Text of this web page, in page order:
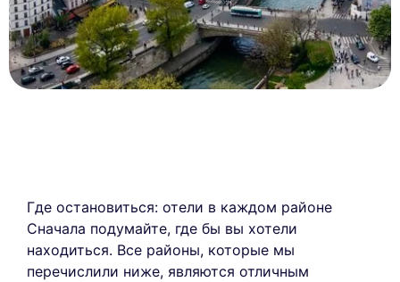
Где остановиться: отели в каждом районе
Сначала подумайте, где бы вы хотели
находиться. Все районы, которые мы
перечислили ниже, являются отличным